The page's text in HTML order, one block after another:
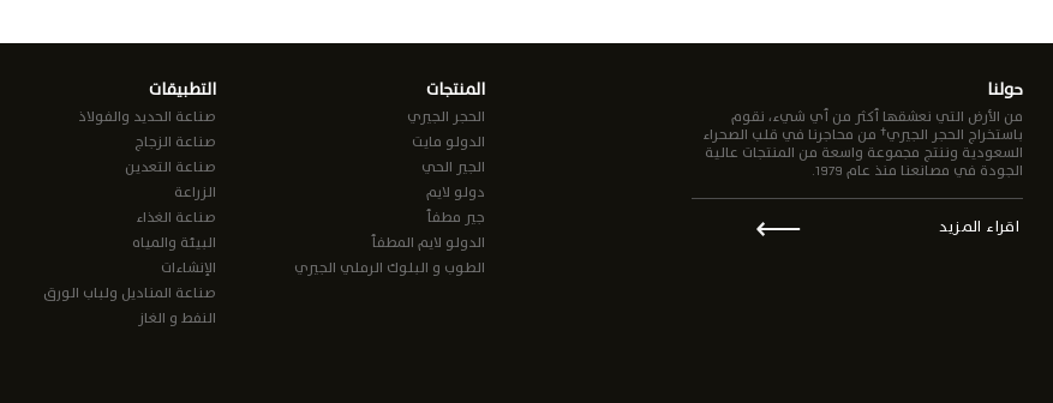
حولنا
من الأرض التي نعشقها أكثر من أي شيء، نقوم
باستخراج الحجر الجيري† من محاجرنا في قلب الصحراء
السعودية وننتج مجموعة واسعة من المنتجات عالية
الجودة في مصانعنا منذ عام 1979.
اقراء المزيد ⟵
المنتجات
الحجر الجيري
الدولو مايت
الجير الحي
دولو لايم
جير مطفأ
الدولو لايم المطفأ
الطوب و البلوك الرملي الجيري
التطبيقات
صناعة الحديد والفولاذ
صناعة الزجاج
صناعة التعدين
الزراعة
صناعة الغذاء
البيئة والمياه
الإنشاءات
صناعة المناديل ولباب الورق
النفط و الغاز